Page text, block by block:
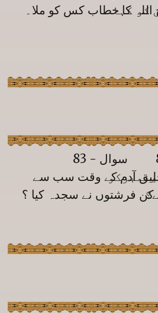
اللہ کا خطاب کس کو ملا۔
کو کہا
سوال - 83
آدم کے وقت سب سے
کن فرشتوں نے سجدہ کیا ؟